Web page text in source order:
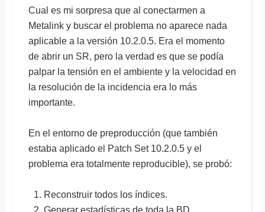
Cual es mi sorpresa que al conectarmen a
Metalink y buscar el problema no aparece nada
aplicable a la versión 10.2.0.5. Era el momento
de abrir un SR, pero la verdad es que se podía
palpar la tensión en el ambiente y la velocidad en
la resolución de la incidencia era lo más
importante.
En el entorno de preproducción (que también
estaba aplicado el Patch Set 10.2.0.5 y el
problema era totalmente reproducible), se probó:
Reconstruir todos los índices.
Generar estadísticas de toda la BD.